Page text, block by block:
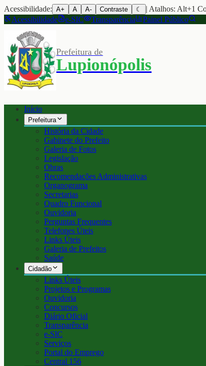
Acessibilidade: A+ A A- Contraste ☾
| Atalhos: Alt+1
Acessibilidade
e-SIC Transparência Painel Público
Prefeitura de
Lupionópolis
Início
Prefeitura
História da Cidade
Gabinete do Prefeito
Galeria de Fotos
Legislação
Obras
Recomendações Administrativas
Organograma
Secretarias
Quadro Funcional
Ouvidoria
Perguntas Frequentes
Telefones Úteis
Links Úteis
Galeria de Prefeitos
Saúde
Cidadão
Links Úteis
Projetos e Programas
Ouvidoria
Concursos
Diário Oficial
Transparência
e-SIC
Serviços
Portal do Emprego
Central 156